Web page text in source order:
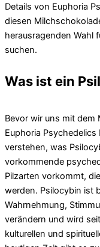
Details von Euphoria
diesen
herausragenden Wahl
suchen.
Was ist ein
Bevor wir uns mit
Euphoria
verstehen, was
vorkommende
Pilzarten vorkommt,
werden. Psilocybin ist
Wahrnehmung,
verändern und wird
kulturellen und